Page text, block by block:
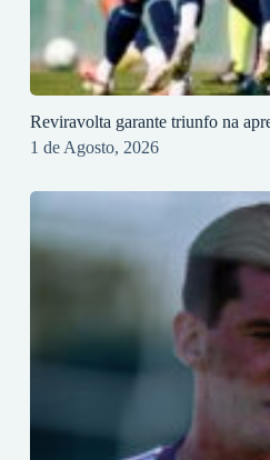
Reviravolta garante triunfo na
1 de Agosto, 2026